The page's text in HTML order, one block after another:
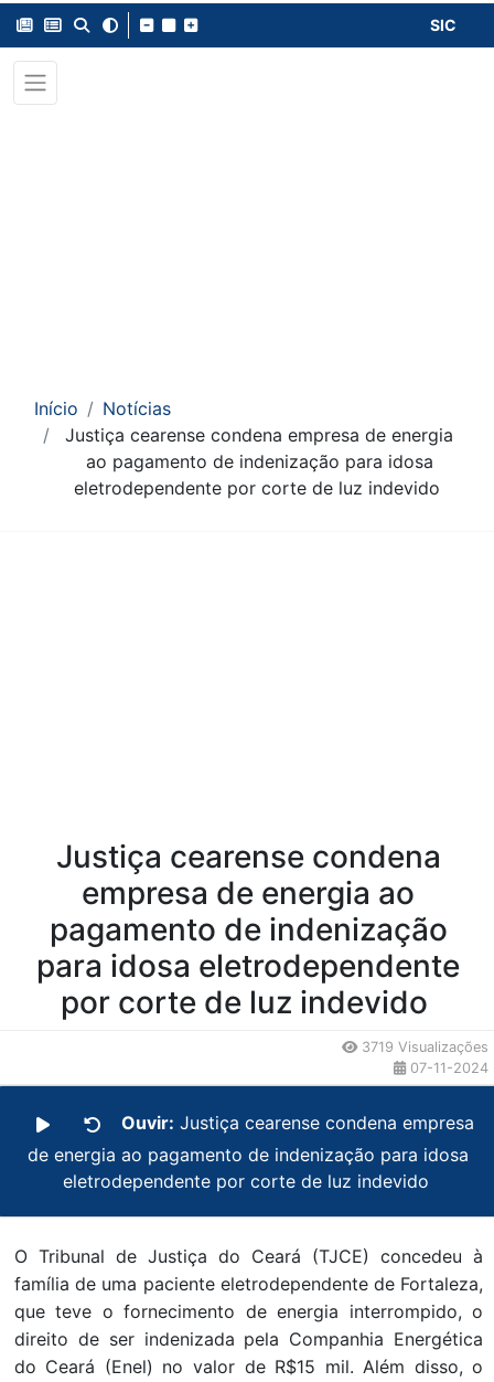
SIC
Início
Notícias
Justiça cearense condena empresa de energia
ao pagamento de indenização para idosa
eletrodependente por corte de luz indevido
Justiça cearense condena
empresa de energia ao
pagamento de indenização
para idosa eletrodependente
por corte de luz indevido
3719 Visualizações
07-11-2024
Ouvir: Justiça cearense condena empresa
de energia ao pagamento de indenização para idosa
eletrodependente por corte de luz indevido
O Tribunal de Justiça do Ceará (TJCE) concedeu à
família de uma paciente eletrodependente de Fortaleza,
que teve o fornecimento de energia interrompido, o
direito de ser indenizada pela Companhia Energética
do Ceará (Enel) no valor de R$15 mil. Além disso, o